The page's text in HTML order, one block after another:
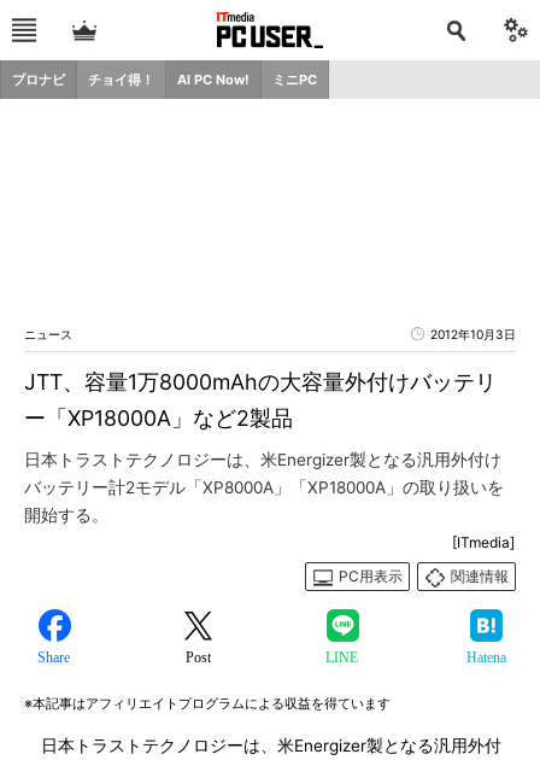
プロナビ チョイ得！ AI PC Now! ミニPC
ニュース 2012年10月3日
JTT、容量1万8000mAhの大容量外付けバッテリ
ー「XP18000A」など2製品
日本トラストテクノロジーは、米Energizer製となる汎用外付け
バッテリー計2モデル「XP8000A」「XP18000A」の取り扱いを
開始する。
[ITmedia]
PC用表示
関連情報
Share Post LINE Hatena
※本記事はアフィリエイトプログラムによる収益を得ています
日本トラストテクノロジーは、米Energizer製となる汎用外付